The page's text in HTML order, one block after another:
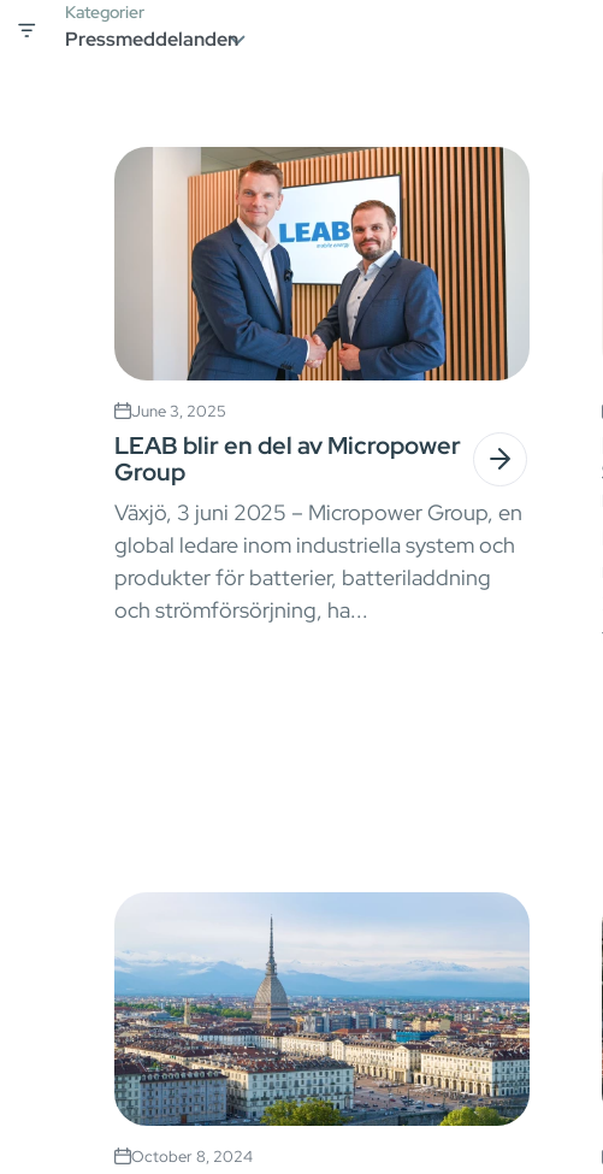
Kategorier
June 3, 2025
LEAB blir en del av Micropower
Group
Växjö, 3 juni 2025 – Micropower Group, en
global ledare inom industriella system och
produkter för batterier, batteriladdning
och strömförsörjning, ha...
October 8, 2024